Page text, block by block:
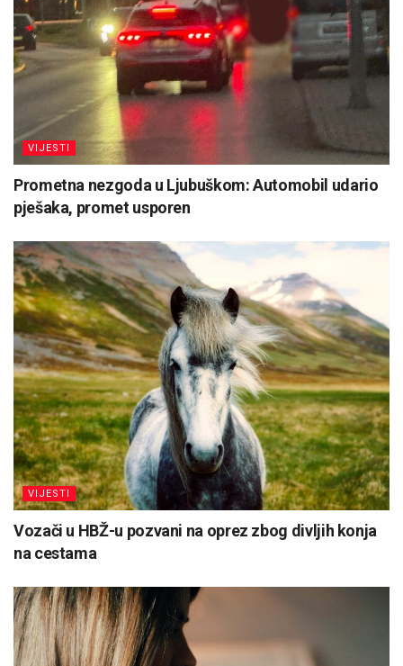
VIJESTI
Prometna nezgoda u Ljubuškom: Automobil udario
pješaka, promet usporen
VIJESTI
Vozači u HBŽ-u pozvani na oprez zbog divljih konja
na cestama